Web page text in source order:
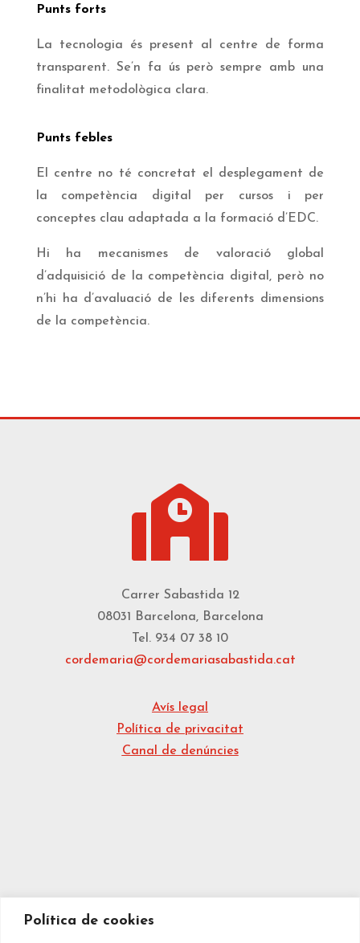
Política de cookies
Punts forts
La tecnologia és present al centre de forma
transparent. Se’n fa ús però sempre amb una
finalitat metodològica clara.
Punts febles
El centre no té concretat el desplegament de
la competència digital per cursos i per
conceptes clau adaptada a la formació d’EDC.
Hi ha mecanismes de valoració global
d’adquisició de la competència digital, però no
n’hi ha d’avaluació de les diferents dimensions
de la competència.

Carrer Sabastida 12
08031 Barcelona, Barcelona
Tel. 934 07 38 10
cordemaria@cordemariasabastida.cat
Avís legal
Política de privacitat
Canal de denúncies